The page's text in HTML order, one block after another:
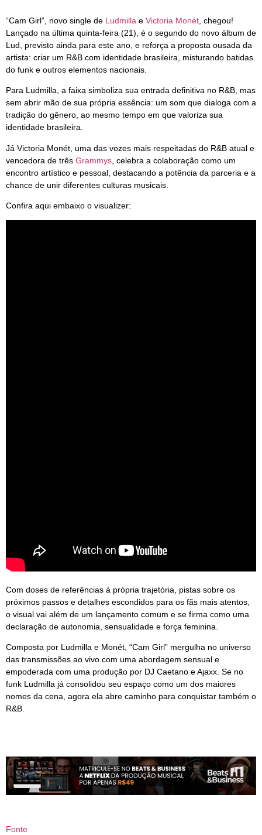
“Cam Girl”, novo single de Ludmilla e Victoria Monét , chegou!
Lançado na última quinta-feira (21), é o segundo do novo álbum de
Lud, previsto ainda para este ano, e reforça a proposta ousada da
artista: criar um R&B com identidade brasileira, misturando batidas
do funk e outros elementos nacionais.
Para Ludmilla, a faixa simboliza sua entrada definitiva no R&B, mas
sem abrir mão de sua própria essência: um som que dialoga com a
tradição do gênero, ao mesmo tempo em que valoriza sua
identidade brasileira.
Já Victoria Monét, uma das vozes mais respeitadas do R&B atual e
vencedora de três Grammys , celebra a colaboração como um
encontro artístico e pessoal, destacando a potência da parceria e a
chance de unir diferentes culturas musicais.
Confira aqui embaixo o visualizer:
Com doses de referências à própria trajetória, pistas sobre os
próximos passos e detalhes escondidos para os fãs mais atentos,
o visual vai além de um lançamento comum e se firma como uma
declaração de autonomia, sensualidade e força feminina.
Composta por Ludmilla e Monét, “Cam Girl” mergulha no universo
das transmissões ao vivo com uma abordagem sensual e
empoderada com uma produção por DJ Caetano e Ajaxx. Se no
funk Ludmilla já consolidou seu espaço como um dos maiores
nomes da cena, agora ela abre caminho para conquistar também o
R&B.
Fonte